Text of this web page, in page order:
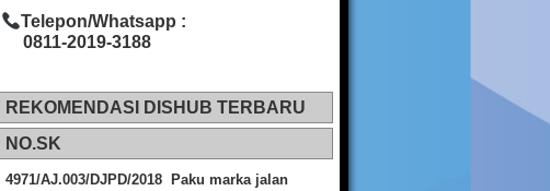
Telepon/Whatsapp :
0811-2019-3188
REKOMENDASI DISHUB TERBARU
NO.SK
4971/AJ.003/DJPD/2018 Paku marka jalan